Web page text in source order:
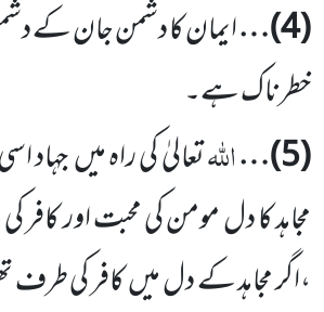
(
4
)…ایمان کا دشمن جان کے
خطرناک ہے۔
(
5
)…اللّٰہتعالیٰ کی راہ میںجہاد
مجاہد کا دل مومن کی محبت اور
،اگر مجاہد کے دل میںکافر کی طرف